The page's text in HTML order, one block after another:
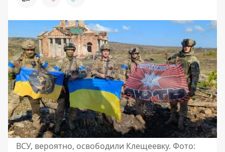
ВСУ, вероятно, освободили Клещеевку. Фото: